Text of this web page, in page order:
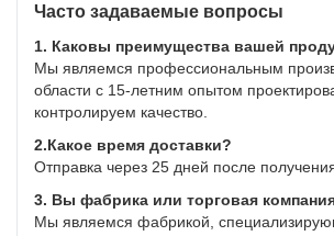
Часто задаваемые вопросы
1. Каковы преимущества вашей
Мы являемся профессиональным
области с 15-летним опытом
контролируем качество.
2.Какое время доставки?
Отправка через 25 дней после
3. Вы фабрика или торговая
Мы являемся фабрикой,